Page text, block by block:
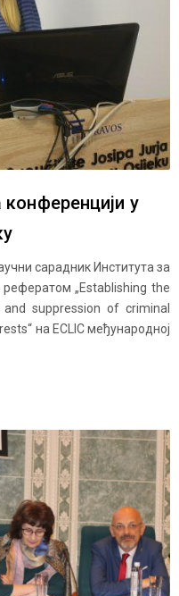
у
сарадник Института за
рефератом „Establishing the
suppression of criminal
на ECLIC међународној